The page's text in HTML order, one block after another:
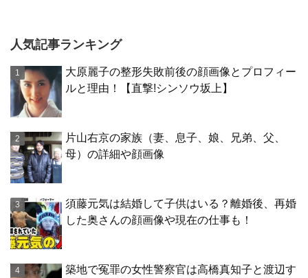
人気記事ランキング
大原麗子の整形失敗前後の顔画像とプロフィー
ルと理由！【直撃!シンソウ坂上】
片山右京の家族（妻、息子、娘、兄弟、父、
母）の詳細や顔画像
須藤元気は結婚して子供はいる？離婚後、再婚
した奥さんの顔画像や現在の仕事も！
築地で冤罪の女性警察官は高橋真知子と渡辺す